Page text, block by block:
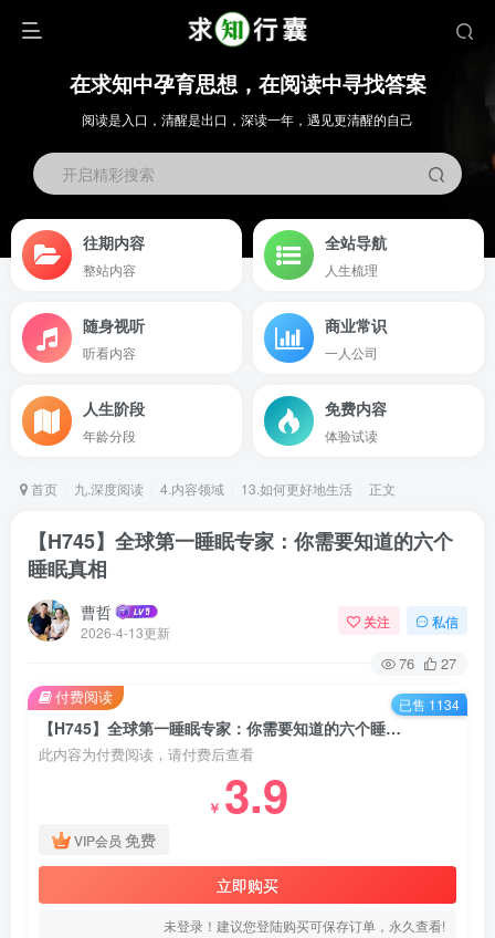
在求知中孕育思想，在阅读中寻找答案
阅读是入口，清醒是出口，深读一年，遇见更清醒的自己
开启精彩搜索
往期内容
整站内容
全站导航
人生梳理
随身视听
听看内容
商业常识
一人公司
人生阶段
年龄分段
免费内容
体验试读
首页 九.深度阅读 4.内容领域 13.如何更好地生活 正文
【H745】全球第一睡眠专家：你需要知道的六个
睡眠真相
曹哲
2026-4-13更新
关注 私信
76 27
【H745】全球第一睡眠专家：你需要知道的六个睡眠真相
此内容为付费阅读，请付费后查看
￥ 3.9
VIP会员 免费
立即购买
未登录！建议您登陆购买可保存订单，永久查看!
付费阅读 已售 1134